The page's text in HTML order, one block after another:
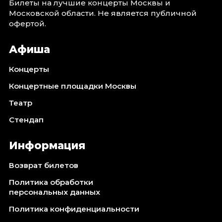
Октябрь 2026
Спорт
Сентябрь 2026
Октябрь 2026
События
Август 2026
Сентябрь 2026
Ноябрь 2026
Январь 2027
Площадки
Билеты на лучшие концерты Москвы и
Московской области. Не является публичной
офертой.
Афиша
Концерты
Концертные площадки Москвы
Театр
Стендап
Информация
Возврат билетов
Политика обработки
персональных данных
Политика конфиденциальности